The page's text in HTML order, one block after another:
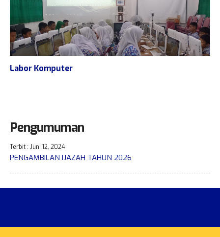
Labor Komputer
Pengumuman
Terbit : Juni 12, 2024
PENGAMBILAN IJAZAH TAHUN 2026